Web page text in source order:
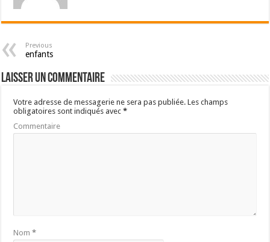
Previous
enfants
Laisser un commentaire
Votre adresse de messagerie ne sera pas publiée. Les champs
obligatoires sont indiqués avec*
Commentaire
Nom*